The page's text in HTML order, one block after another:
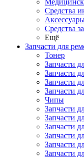
Средства
Средства
Ещё
Запчасти для
Тонер
Запчасти
Запчасти
Запчасти
Запчасти
Чипы
Запчасти
Запчасти
Запчасти
Запчасти
Запчасти
Запчасти